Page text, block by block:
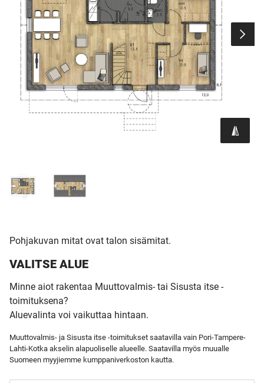
Pohjakuvan mitat ovat talon sisämitat.
VALITSE ALUE
Minne aiot rakentaa Muuttovalmis- tai Sisusta itse -
toimituksena?
Aluevalinta voi vaikuttaa hintaan.
Muuttovalmis- ja Sisusta itse -toimitukset saatavilla vain Pori-Tampere-
Lahti-Kotka akselin alapuoliselle alueelle. Saatavilla myös muualle
Suomeen myyjiemme kumppaniverkoston kautta.